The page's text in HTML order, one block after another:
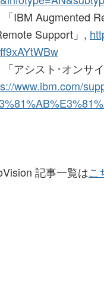
IBM Augmented
Support」,
アシスト･オンサ
www.ibm.com/
記事一覧はこ